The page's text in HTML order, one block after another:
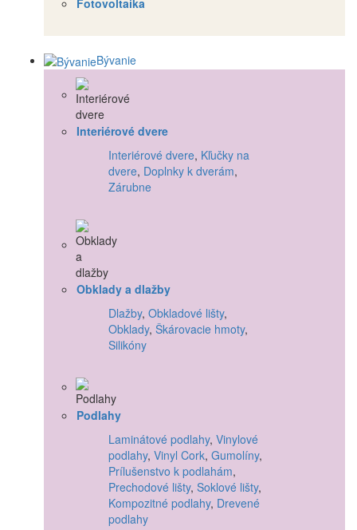
Bývanie
Interiérové dvere
Interiérové dvere, Kľučky na
dvere, Doplnky k dverám,
Zárubne
Obklady a dlažby
Dlažby, Obkladové lišty,
Obklady, Škárovacie hmoty,
Silikóny
Podlahy
Laminátové podlahy, Vinylové
podlahy, Vinyl Cork, Gumolíny,
Prílušenstvo k podlahám,
Prechodové lišty, Soklové lišty,
Kompozitné podlahy, Drevené
podlahy